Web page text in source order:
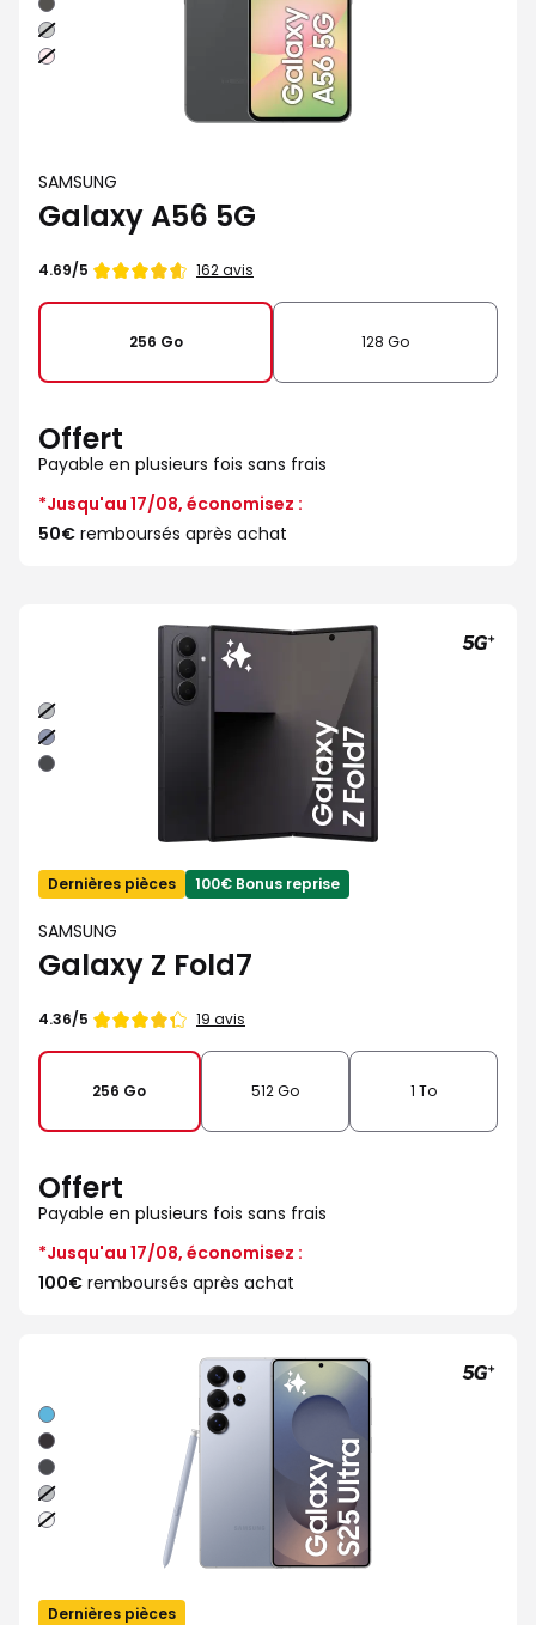
Vert
sauge
Rose
SAMSUNG
Galaxy A56 5G
Note
4.69/5 162 avis
256 Go 128 Go
Offert
Payable en plusieurs fois sans frais
*Jusqu'au 17/08, économisez :
50€ remboursés après achat
Gris
Bleu
nuit
Noir
absolu
Dernières pièces 100€ Bonus reprise
SAMSUNG
Galaxy Z Fold7
Note
4.36/5 19 avis
256 Go 512 Go 1 To
Offert
Payable en plusieurs fois sans frais
*Jusqu'au 17/08, économisez :
100€ remboursés après achat
Bleu
Noir
Noir
absolu
Gris
Argent
Dernières pièces